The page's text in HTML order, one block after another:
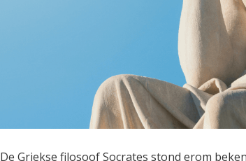
De Griekse filosoof Socrates stond erom